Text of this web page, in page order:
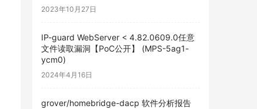
2023年10月27日
IP-guard WebServer < 4.82.0609.0任意
文件读取漏洞【PoC公开】 (MPS-5ag1-
ycm0)
2024年4月16日
grover/homebridge-dacp 软件分析报告